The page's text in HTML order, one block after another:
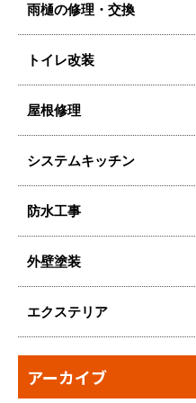
雨樋の修理・交換
トイレ改装
屋根修理
システムキッチン
防水工事
外壁塗装
エクステリア
アーカイブ